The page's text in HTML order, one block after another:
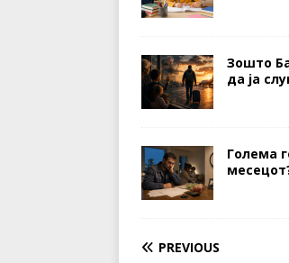
Зошто
да ја
Голема
PREVIOUS